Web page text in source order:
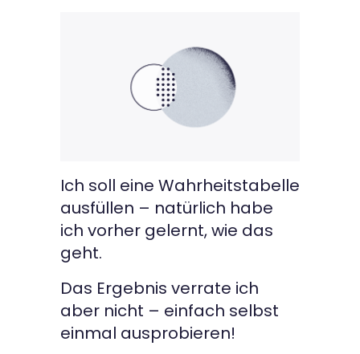
Ich soll eine Wahrheitstabelle
ausfüllen – natürlich habe
ich vorher gelernt, wie das
geht.
Das Ergebnis verrate ich
aber nicht – einfach selbst
einmal ausprobieren!